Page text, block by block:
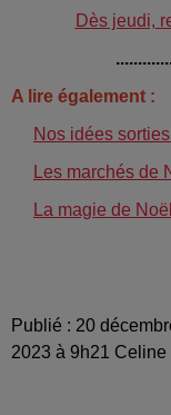
Dès jeudi,
A lire également :
Nos idées
Les marchés de
La magie de
Publié : 20
2023 à 9h21 Celine